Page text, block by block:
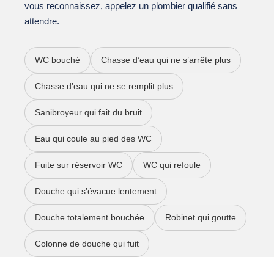
vous reconnaissez, appelez un plombier qualifié sans
attendre.
WC bouché Chasse d’eau qui ne s’arrête plus
Chasse d’eau qui ne se remplit plus
Sanibroyeur qui fait du bruit
Eau qui coule au pied des WC
Fuite sur réservoir WC WC qui refoule
Douche qui s’évacue lentement
Douche totalement bouchée Robinet qui goutte
Colonne de douche qui fuit